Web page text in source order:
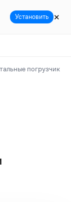
погрузчики
Установить ✕